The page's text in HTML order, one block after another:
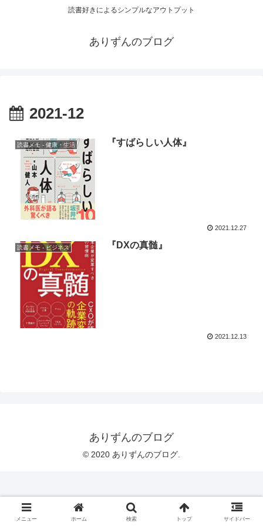
読書好きによるシンプルなアウトプット
ありずんのブログ
2021-12
読書メモ - 健康・生活 『すばらしい人体』
2021.12.27
読書メモ - ビジネス 『DXの真髄』
2021.12.13
ありずんのブログ
© 2020 ありずんのブログ.
メニュー ホーム 検索 トップ サイドバー